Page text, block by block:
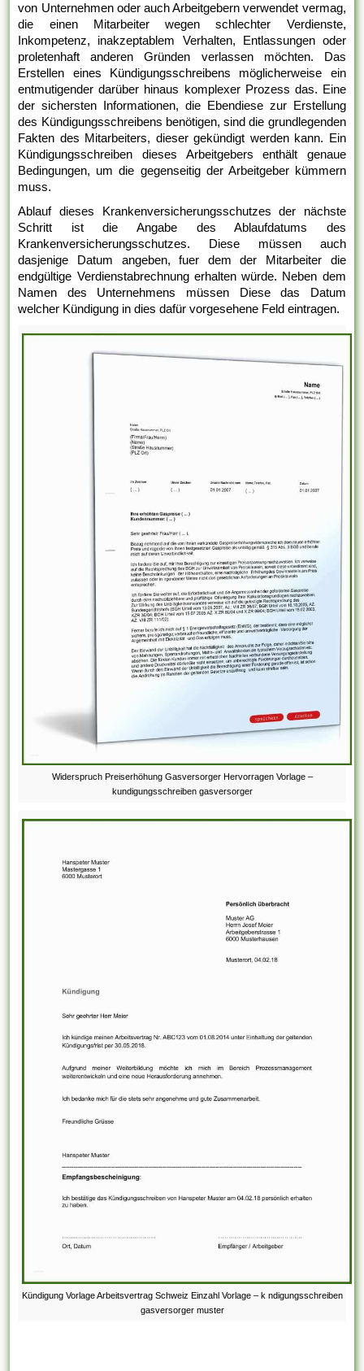
von Unternehmen oder auch Arbeitgebern verwendet vermag,
die einen Mitarbeiter wegen schlechter Verdienste,
Inkompetenz, inakzeptablem Verhalten, Entlassungen oder
proletenhaft anderen Gründen verlassen möchten. Das
Erstellen eines Kündigungsschreibens möglicherweise ein
entmutigender darüber hinaus komplexer Prozess das. Eine
der sichersten Informationen, die Ebendiese zur Erstellung
des Kündigungsschreibens benötigen, sind die grundlegenden
Fakten des Mitarbeiters, dieser gekündigt werden kann. Ein
Kündigungsschreiben dieses Arbeitgebers enthält genaue
Bedingungen, um die gegenseitig der Arbeitgeber kümmern
muss.
Ablauf dieses Krankenversicherungsschutzes der nächste
Schritt ist die Angabe des Ablaufdatums des
Krankenversicherungsschutzes. Diese müssen auch
dasjenige Datum angeben, fuer dem der Mitarbeiter die
endgültige Verdienstabrechnung erhalten würde. Neben dem
Namen des Unternehmens müssen Diese das Datum
welcher Kündigung in dies dafür vorgesehene Feld eintragen.
Widerspruch Preiserhöhung Gasversorger Hervorragen Vorlage –
kundigungsschreiben gasversorger
Kündigung Vorlage Arbeitsvertrag Schweiz Einzahl Vorlage – k ndigungsschreiben
gasversorger muster